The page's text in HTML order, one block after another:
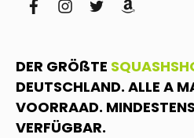
facebookinstagram
twitteramazon
DER GRÖßTE
DEUTSCHLAND. ALLE A
VOORRAAD.
VERFÜGBAR.